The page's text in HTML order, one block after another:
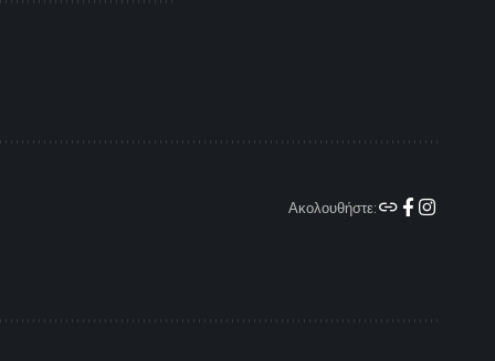
Ακολουθήστε: